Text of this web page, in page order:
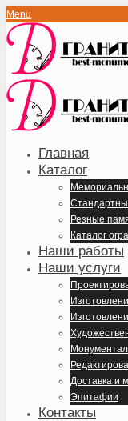
Menu
Главная
Каталог
Резные
Каталог
Наши работы
Наши услуги
Доставка и
Эпитафии
Контакты